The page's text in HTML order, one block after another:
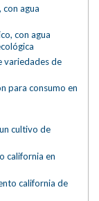
agua
con agua
variedades de
para consumo en
cultivo de
california en
california de